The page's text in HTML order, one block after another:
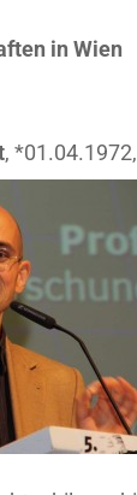
in Wien
,